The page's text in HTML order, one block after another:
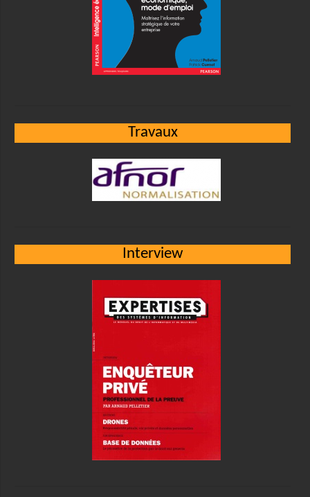
Travaux
Interview